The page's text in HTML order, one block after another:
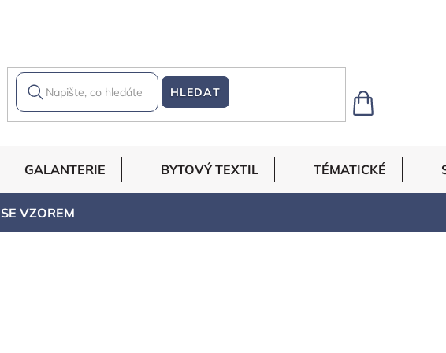
HLEDAT
NÁKUPNÍ
KOŠÍK
GALANTERIE BYTOVÝ TEXTIL TÉMATICKÉ
VZOREM